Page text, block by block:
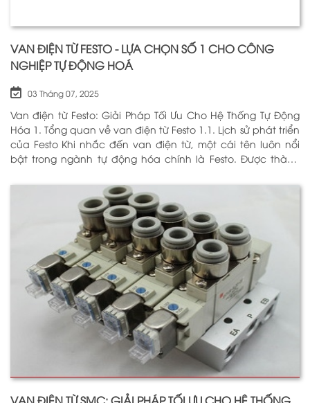
VAN ĐIỆN TỪ FESTO - LỰA CHỌN SỐ 1 CHO CÔNG
NGHIỆP TỰ ĐỘNG HOÁ
03 Tháng 07, 2025
Van điện từ Festo: Giải Pháp Tối Ưu Cho Hệ Thống Tự Động
Hóa 1. Tổng quan về van điện từ Festo 1.1. Lịch sử phát triển
của Festo Khi nhắc đến van điện từ, một cái tên luôn nổi
bật trong ngành tự động hóa chính là Festo. Được thành